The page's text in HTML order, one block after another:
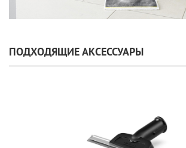
ПОДХОДЯЩИЕ АКСЕССУАРЫ